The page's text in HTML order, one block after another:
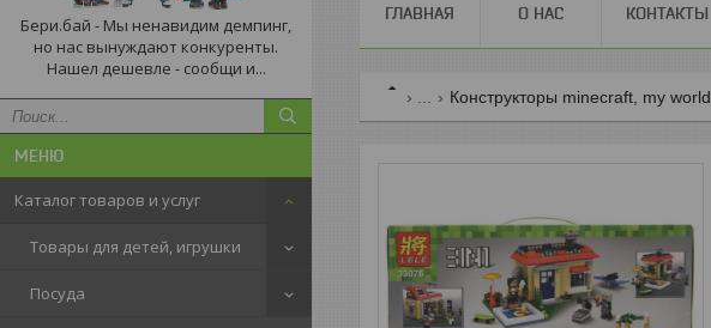
Бери.бай - Мы ненавидим демпинг,
но нас вынуждают конкуренты.
Нашел дешевле - сообщи и...
Каталог товаров и услуг
Товары для детей, игрушки
Посуда
ГЛАВНАЯ О НАС КОНТАКТЫ
Конструкторы minecraft, my world